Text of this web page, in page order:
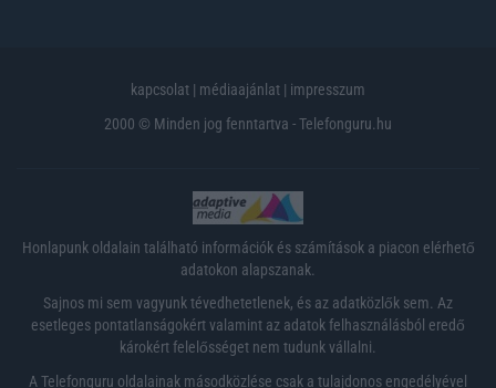
kapcsolat | médiaajánlat | impresszum
2000 © Minden jog fenntartva - Telefonguru.hu
Honlapunk oldalain található információk és számítások a piacon elérhető
adatokon alapszanak.
Sajnos mi sem vagyunk tévedhetetlenek, és az adatközlők sem. Az
esetleges pontatlanságokért valamint az adatok felhasználásból eredő
károkért felelősséget nem tudunk vállalni.
A Telefonguru oldalainak másodközlése csak a tulajdonos engedélyével